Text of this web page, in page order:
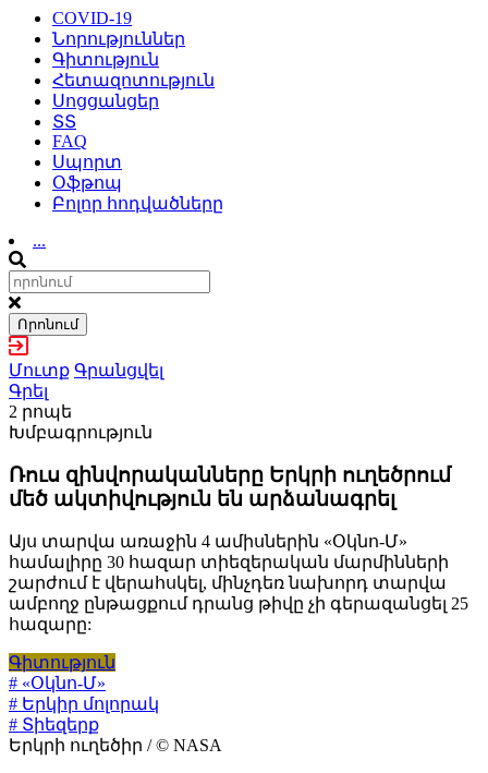
COVID-19
Նորություններ
Գիտություն
Հետազոտություն
Սոցցանցեր
ՏՏ
FAQ
Սպորտ
Օֆթոպ
Բոլոր հոդվածները
...
Որոնում
Մուտք Գրանցվել
Գրել
2 րոպե
Խմբագրություն
Ռուս զինվորականները Երկրի ուղեծրում
մեծ ակտիվություն են արձանագրել
Այս տարվա առաջին 4 ամիսներին «Օկնո-Մ»
համալիրը 30 հազար տիեզերական մարմինների
շարժում է վերահսկել, մինչդեռ նախորդ տարվա
ամբողջ ընթացքում դրանց թիվը չի գերազանցել 25
հազարը:
Գիտություն
# «Օկնո-Մ»
# Երկիր մոլորակ
# Տիեզերք
Երկրի ուղեծիր / © NASA